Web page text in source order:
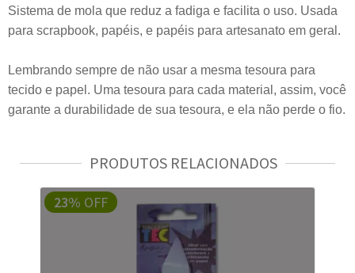
Sistema de mola que reduz a fadiga e facilita o uso. Usada
para scrapbook, papéis, e papéis para artesanato em geral.
Lembrando sempre de não usar a mesma tesoura para
tecido e papel. Uma tesoura para cada material, assim, você
garante a durabilidade de sua tesoura, e ela não perde o fio.
PRODUTOS RELACIONADOS
23% OFF